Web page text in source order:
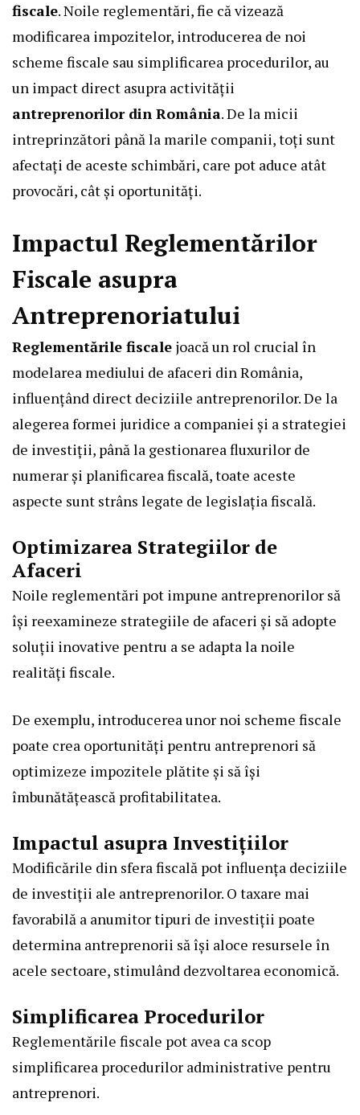
fiscale. Noile reglementări, fie că vizează
modificarea impozitelor, introducerea de noi
scheme fiscale sau simplificarea procedurilor, au
un impact direct asupra activității
antreprenorilor din România. De la micii
intreprinzători până la marile companii, toți sunt
afectați de aceste schimbări, care pot aduce atât
provocări, cât și oportunități.
Impactul Reglementărilor
Fiscale asupra
Antreprenoriatului
Reglementările fiscale joacă un rol crucial în
modelarea mediului de afaceri din România,
influențând direct deciziile antreprenorilor. De la
alegerea formei juridice a companiei și a strategiei
de investiții, până la gestionarea fluxurilor de
numerar și planificarea fiscală, toate aceste
aspecte sunt strâns legate de legislația fiscală.
Optimizarea Strategiilor de
Afaceri
Noile reglementări pot impune antreprenorilor să
își reexamineze strategiile de afaceri și să adopte
soluții inovative pentru a se adapta la noile
realități fiscale.
De exemplu, introducerea unor noi scheme fiscale
poate crea oportunități pentru antreprenori să
optimizeze impozitele plătite și să își
îmbunătățească profitabilitatea.
Impactul asupra Investițiilor
Modificările din sfera fiscală pot influența deciziile
de investiții ale antreprenorilor. O taxare mai
favorabilă a anumitor tipuri de investiții poate
determina antreprenorii să își aloce resursele în
acele sectoare, stimulând dezvoltarea economică.
Simplificarea Procedurilor
Reglementările fiscale pot avea ca scop
simplificarea procedurilor administrative pentru
antreprenori.